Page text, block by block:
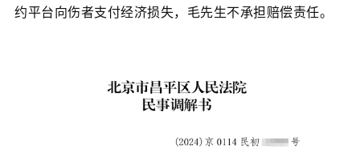
约平台向伤者支付经济损失，毛先生不承担赔偿责任。